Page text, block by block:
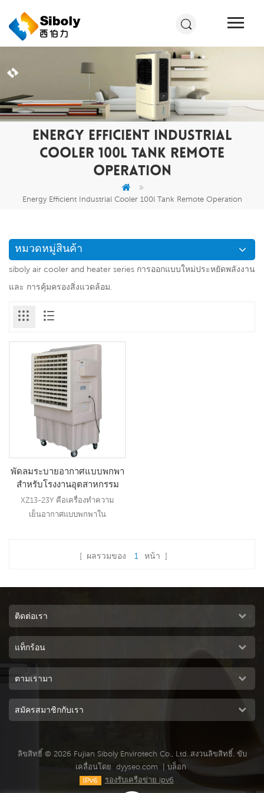
ENERGY EFFICIENT INDUSTRIAL
COOLER 100L TANK REMOTE
OPERATION
Energy Efficient Industrial Cooler 100l Tank Remote Operation
หมวดหมู่สินค้า
siboly air cooler and heater series การออกแบบใหม่ประหยัดพลังงาน
และ การคุ้มครองสิ่งแวดล้อม.
พัดลมระบายอากาศแบบพกพา
สำหรับโรงงานอุตสาหกรรม
ขนาด 23,000 ลูกบาศก์เมตร
ต่อชั่วโมง พร้อมถังเก็บอากาศ
XZ13-23Y คือเครื่องทำความ
เย็นอากาศแบบพกพาใน
ลิตร พร้อมรีโมทคอนโทรลสำหรับ
ทำความเย็นด้วยการระเหยซึ่งเป็น
ใช้เพื่อทำให้อากาศร้อนเย็นลงและ
เป่าลมเย็นและชื้นให้แก่ผู้ใช้ อีกทั้ง
ยังมีการออกแบบช่องระบายอากาศ
ครอบคล21
[ ผลรวมของ 1 หน้า ]
ติดต่อเรา
แท็กร้อน
ตามเรามา
สมัครสมาชิกกับเรา
ลิขสิทธิ์ © 2026 Fujian Siboly Envirotech Co., Ltd..สงวนลิขสิทธิ์. ขับ
เคลื่อนโดย dyyseo.com
บล็อก
รองรับเครือข่าย ipv6